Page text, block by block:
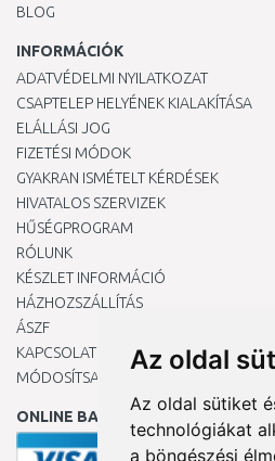
Az oldal
Az oldal sütiket
technológiákat
a böngészési
BLOG
INFORMÁCIÓK
ADATVÉDELMI NYILATKOZAT
CSAPTELEP HELYÉNEK KIALAKÍTÁSA
ELÁLLÁSI JOG
FIZETÉSI MÓDOK
GYAKRAN ISMÉTELT KÉRDÉSEK
HIVATALOS SZERVIZEK
HŰSÉGPROGRAM
RÓLUNK
KÉSZLET INFORMÁCIÓ
HÁZHOZSZÁLLÍTÁS
ÁSZF
KAPCSOLAT
MÓDOSÍTSA A COOKIE-
ONLINE BANKKÁRTYÁVAL